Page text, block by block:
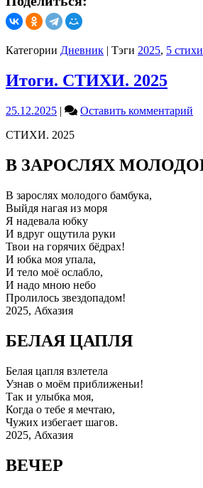
Категории Дневник | Тэги 2025, 5
Итоги. СТИХИ. 2025
25.12.2025 | Оставить комментарий
СТИХИ. 2025
В ЗАРОСЛЯХ
В зарослях молодого бамбука,
Выйдя нагая из моря
Я надевала юбку
И вдруг ощутила руки
Твои на горячих бёдрах!
И юбка моя упала,
И тело моё ослабло,
И надо мною небо
Пролилось звездопадом!
2025, Абхазия
БЕЛАЯ ЦАПЛЯ
Белая цапля взлетела
Узнав о моём приближеньи!
Так и улыбка моя,
Когда о тебе я мечтаю,
Чужих избегает шагов.
2025, Абхазия
ВЕЧЕР